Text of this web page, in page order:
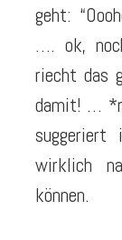
geht:
…. ok,
riecht das
damit! …
suggeriert
wirklich
können.